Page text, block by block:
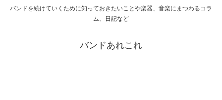
バンドを続けていくために知っておきたいことや楽器、音楽にまつわるコラ
ム、日記など
バンドあれこれ